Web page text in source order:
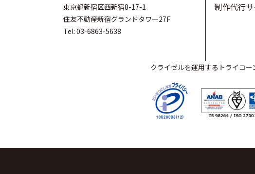
東京都新宿区西新宿8-17-1
住友不動産新宿グランドタワー27F
Tel: 03-6863-5638
制作代行
クライゼルを運用するトライコー